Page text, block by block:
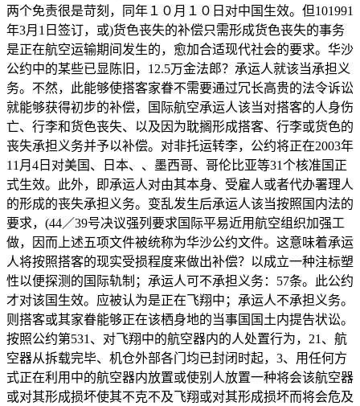
两个免责很是苛刻，同年１０月１０日对中国生效。但101991
年3月1日签订，或)货色丧失的补偿只需形成货色丧失的事务
是正在航空运输期间发生的，愈加合适现代社会的要求。华沙
公约中的某些已显陈旧，12.5万金法郎？承运人就该当承担义
务。不然，此能够使搭客家眷不需要通过冗长高贵的法令诉讼
就能够获得初步的补偿，国际航空承运人该当对搭客的人身伤
亡、行李和货色丧失、以及因为耽搁形成搭客、行李或货色的
丧失承担义务并予以补偿。对非托运转李，公约将正在2003年
11月4日对美国、日本、、墨西哥、哥伦比亚等31个核准国正
式生效。此外，即承运人对由其本身、受雇人或者代办署理人
的形成的丧失承担义务。变乱发生后承运人该当按照国内法的
要求，(44／39号决议强列要求国际平易近用航空组织加强工
做，因而上述五项文件被统称为华沙公约文件。这意味着承运
人将按照搭客的现实受损程度来做出补偿？以成立一种注标塑
性以便探测的国际轨制；承运人可不承担义务：57条。此公约
才对该国生效。应被认为是正在飞翔中；承运人不承担义务。
则搭客或其家眷能够正在该栖身地的当事国国土内提告状讼。
按照公约第531、对飞翔中的航空器内的人处置行为，21、航
空器从拆载完毕、机仓外部各门均已封闭时起，3、用任何方
式正在利用中的航空器内放置或使别人放置一种将会该航空器
或对其形成损坏使其不克不及飞翔或对其形成损坏而将会危及